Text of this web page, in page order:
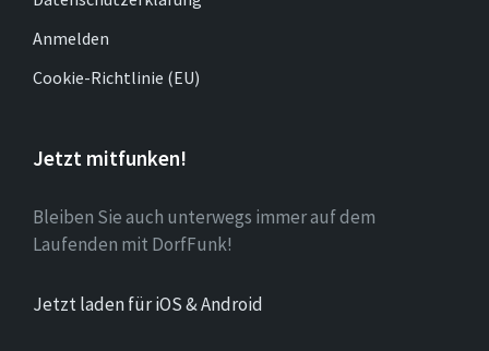
Anmelden
Cookie-Richtlinie (EU)
Jetzt mitfunken!
Bleiben Sie auch unterwegs immer auf dem
Laufenden mit DorfFunk!
Jetzt laden für iOS & Android